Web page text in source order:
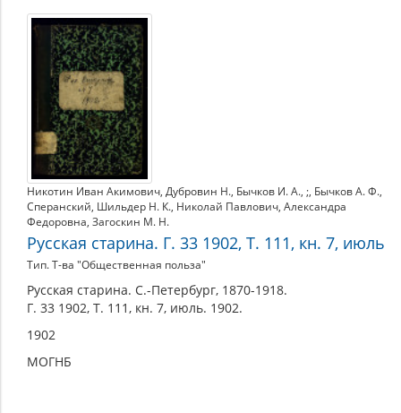
Никотин Иван Акимович, Дубровин Н., Бычков И. А., ;, Бычков А. Ф.,
Сперанский, Шильдер Н. К., Николай Павлович, Александра
Федоровна, Загоскин М. Н.
Русская старина. Г. 33 1902, Т. 111, кн. 7, июль
Тип. Т-ва "Общественная польза"
Русская старина. С.-Петербург, 1870-1918.
Г. 33 1902, Т. 111, кн. 7, июль. 1902.
1902
МОГНБ